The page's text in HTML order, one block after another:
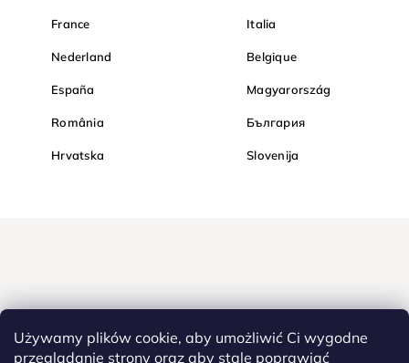
Używamy plików cookie, aby umożliwić Ci wygodne
przeglądanie strony oraz aby stale poprawiać
France Italia
Nederland Belgique
España Magyarország
România България
Hrvatska Slovenija